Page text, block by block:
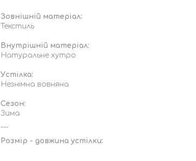
Зовнішній матеріал:
Текстиль
Внутрішній матеріал:
Натуральне хутро
Устілка:
Незнімна вовняна
Сезон:
Зима
---
Розмір - довжина устілки: